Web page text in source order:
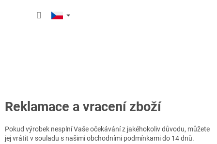
Reklamace a vracení zboží
Pokud výrobek nesplní Vaše očekávání z jakéhokoliv důvodu, můžete
jej vrátit v souladu s našimi obchodními podmínkami do 14 dnů.